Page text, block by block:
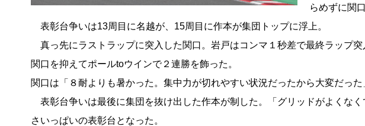
らめずに関
表彰台争いは13周目に名越が、15周目に作本が集団トップに浮上。
真っ先にラストラップに突入した関口。岩戸はコンマ１秒差で最終ラップ
関口を抑えてポールtoウインで２連勝を飾った。
関口は「８耐よりも暑かった。集中力が切れやすい状況だったから大変だった
表彰台争いは最後に集団を抜け出した作本が制した。「グリッドがよくな
さいっぱいの表彰台となった。